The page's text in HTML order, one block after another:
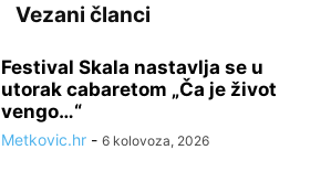
Vezani članci
Festival Skala nastavlja se u
utorak cabaretom „Ča je život
vengo…“
Metkovic.hr - 6 kolovoza, 2026